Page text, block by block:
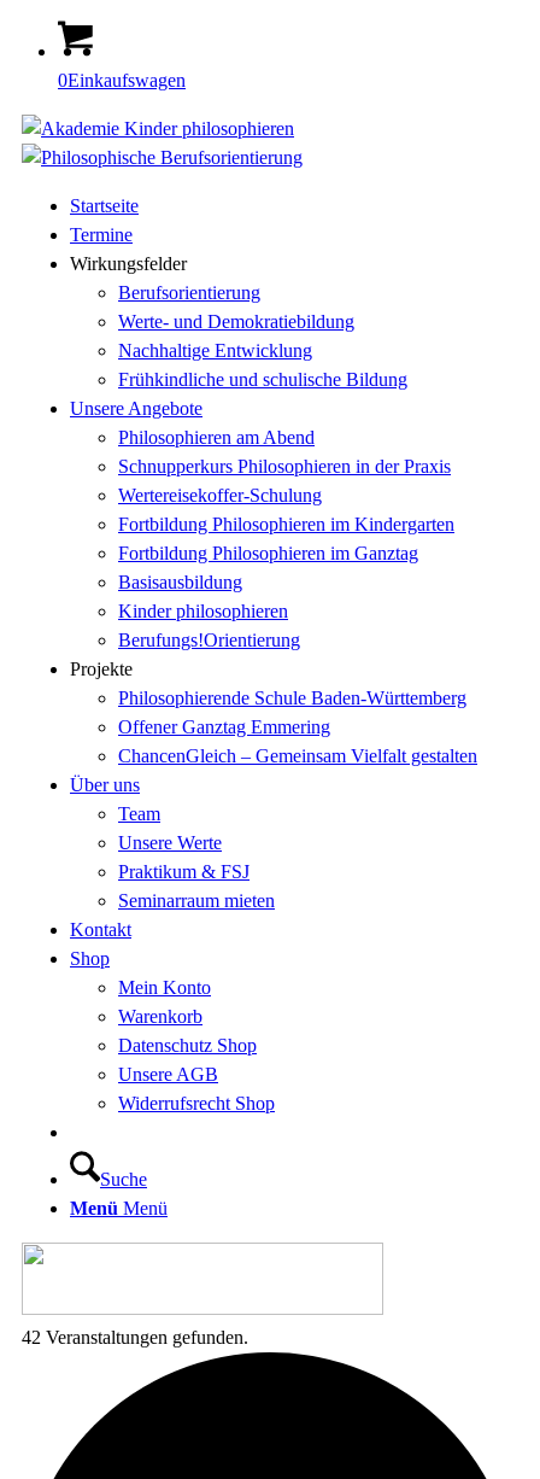
0Einkaufswagen
Startseite
Termine
Wirkungsfelder
Berufsorientierung
Werte- und Demokratiebildung
Nachhaltige Entwicklung
Frühkindliche und schulische Bildung
Unsere Angebote
Philosophieren am Abend
Schnupperkurs Philosophieren in der Praxis
Wertereisekoffer-Schulung
Fortbildung Philosophieren im Kindergarten
Fortbildung Philosophieren im Ganztag
Basisausbildung
Kinder philosophieren
Berufungs!Orientierung
Projekte
Philosophierende Schule Baden-Württemberg
Offener Ganztag Emmering
ChancenGleich – Gemeinsam Vielfalt gestalten
Über uns
Team
Unsere Werte
Praktikum & FSJ
Seminarraum mieten
Kontakt
Shop
Mein Konto
Warenkorb
Datenschutz Shop
Unsere AGB
Widerrufsrecht Shop
Suche
Menü Menü
42 Veranstaltungen gefunden.